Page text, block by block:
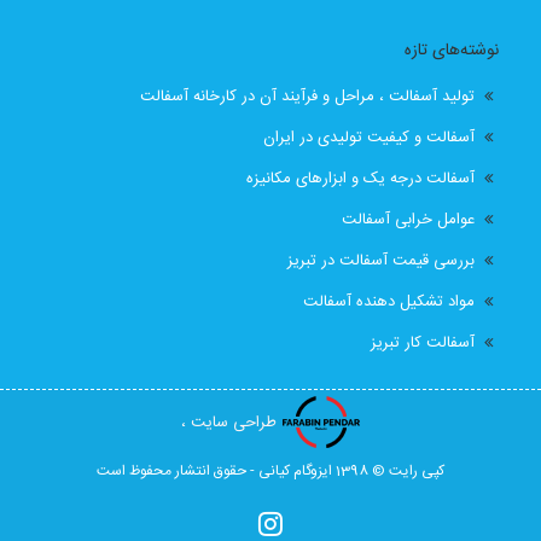
قیمت ایزوگام تبریز
قیمت بهترین ایزوگام
لیست قیمت ایزوگام تبریز
لیست قیمت ایزوگام در تبریز
نصب رایگان
نصب رایگان ایزوگام در تبریز
پیمانکاری ایزوگام در تبریز
کارخانه آسفالت
کارخانه آسفالت تبریز
کارخانه ایزوگام جردن
نوشته‌های تازه
تولید آسفالت ، مراحل و فرآیند آن در کارخانه آسفالت
آسفالت و کیفیت تولیدی در ایران
آسفالت درجه یک و ابزارهای مکانیزه
عوامل خرابی آسفالت
بررسی قیمت آسفالت در تبریز
مواد تشکیل دهنده آسفالت
آسفالت کار تبریز
طراحی سایت ،
کپی رایت © 1398 ایزوگام کیانی - حقوق انتشار محفوظ است